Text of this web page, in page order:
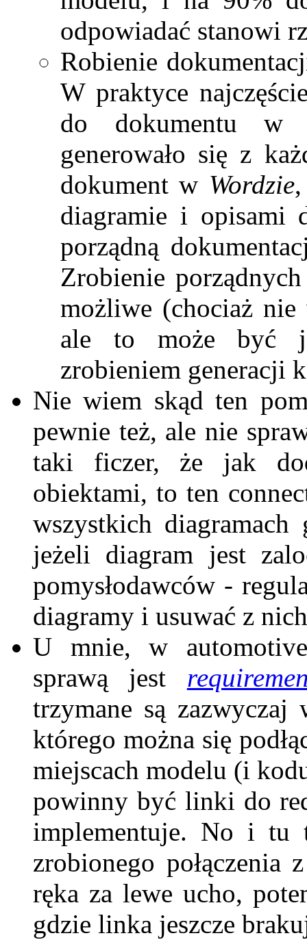
odpowiadać stanowi
Robienie
W praktyce
do dokumentu
generowało się z
dokument w Wordzie
diagramie i opisami
porządną
Zrobienie
możliwe (chociaż
ale to może być
zrobieniem generacji
Nie wiem skąd ten
pewnie też, ale nie
taki ficzer, że jak
obiektami, to ten
wszystkich
jeżeli diagram jest
pomysłodawców -
diagramy i usuwać z
U mnie, w
sprawą jest
trzymane są
którego można się
miejscach modelu (i
powinny być linki do
implementuje. No i tu
zrobionego połączenia
ręka za lewe ucho,
gdzie linka jeszcze